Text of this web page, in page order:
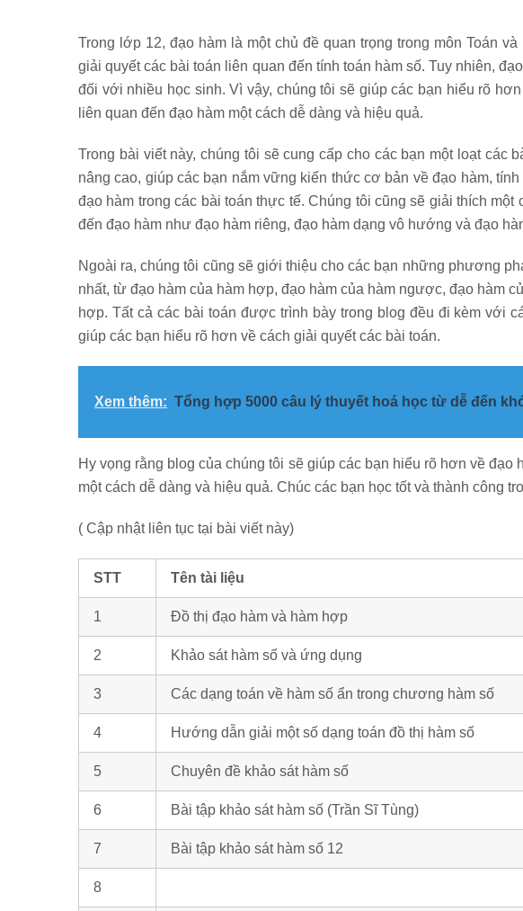
Trong lớp 12, đạo hàm là một chủ đề quan trọng trong môn Toán
giải quyết các bài toán liên quan đến tính toán hàm số. Tuy nhiên,
đối với nhiều học sinh. Vì vậy, chúng tôi sẽ giúp các bạn hiểu rõ
liên quan đến đạo hàm một cách dễ dàng và hiệu quả.
Trong bài viết này, chúng tôi sẽ cung cấp cho các bạn một loạt các
nâng cao, giúp các bạn nắm vững kiến thức cơ bản về đạo hàm,
đạo hàm trong các bài toán thực tế. Chúng tôi cũng sẽ giải thích
đến đạo hàm như đạo hàm riêng, đạo hàm dạng vô hướng và đạo
Ngoài ra, chúng tôi cũng sẽ giới thiệu cho các bạn những phương
nhất, từ đạo hàm của hàm hợp, đạo hàm của hàm ngược, đạo hàm
hợp. Tất cả các bài toán được trình bày trong blog đều đi kèm với
giúp các bạn hiểu rõ hơn về cách giải quyết các bài toán.
Xem thêm: Tổng hợp 5000 câu lý thuyết hoá học từ dễ đến
Hy vọng rằng blog của chúng tôi sẽ giúp các bạn hiểu rõ hơn về đạo
một cách dễ dàng và hiệu quả. Chúc các bạn học tốt và thành công
( Cập nhật liên tục tại bài viết này)
STT Tên tài liệu
1 Đồ thị đạo hàm và hàm hợp
2 Khảo sát hàm số và ứng dụng
3 Các dạng toán về hàm số ẩn trong chương hàm số
4 Hướng dẫn giải một số dạng toán đồ thị hàm số
5 Chuyên đề khảo sát hàm số
6 Bài tập khảo sát hàm số (Trần Sĩ Tùng)
7 Bài tập khảo sát hàm số 12
8